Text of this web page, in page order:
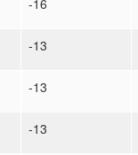
-16
-13
-13
-13